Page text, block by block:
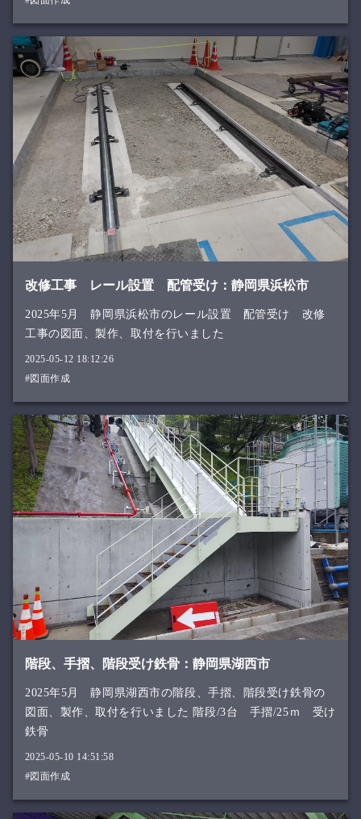
改修工事 レール設置 配管受け：静岡県浜松市
2025年5月 静岡県浜松市のレール設置 配管受け 改修
工事の図面、製作、取付を行いました
2025-05-12 18:12:26
#図面作成
階段、手摺、階段受け鉄骨：静岡県湖西市
2025年5月 静岡県湖西市の階段、手摺、階段受け鉄骨の
図面、製作、取付を行いました 階段/3台 手摺/25ｍ 受け
鉄骨
2025-05-10 14:51:58
#図面作成